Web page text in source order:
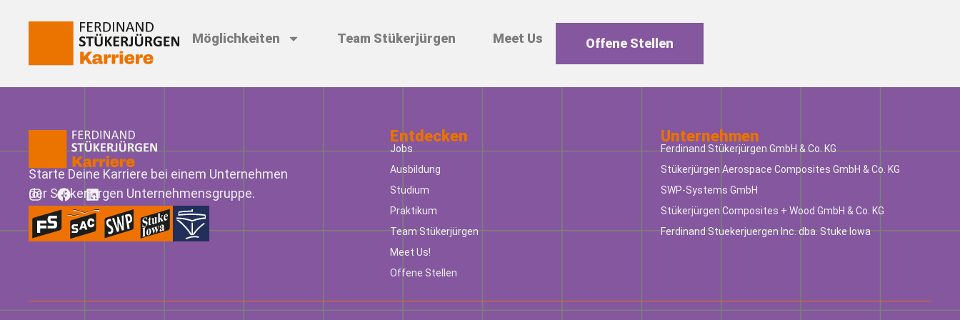
Möglichkeiten Team Stükerjürgen Meet Us Offene Stellen
Starte Deine Karriere bei einem Unternehmen
der Stükerjürgen Unternehmensgruppe.
Entdecken
Jobs
Ausbildung
Studium
Praktikum
Team Stükerjürgen
Meet Us!
Offene Stellen
Unternehmen
Ferdinand Stükerjürgen GmbH & Co. KG
Stükerjürgen Aerospace Composites GmbH & Co. KG
SWP-Systems GmbH
Stükerjürgen Composites + Wood GmbH & Co. KG
Ferdinand Stuekerjuergen Inc. dba. Stuke Iowa